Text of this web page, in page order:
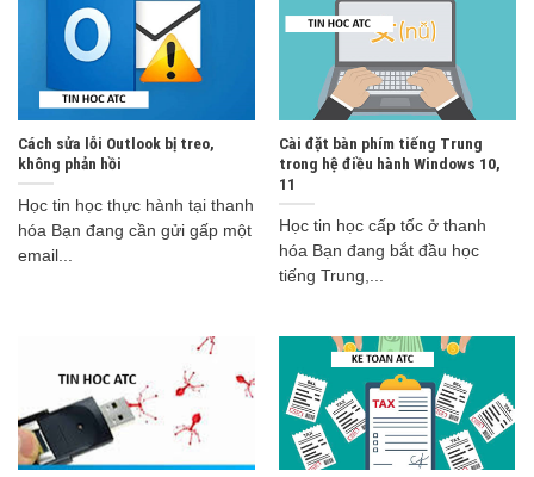
Cách sửa lỗi Outlook bị treo,
không phản hồi
Học tin học thực hành tại thanh
hóa Bạn đang cần gửi gấp một
email...
Cài đặt bàn phím tiếng Trung
trong hệ điều hành Windows 10,
11
Học tin học cấp tốc ở thanh
hóa Bạn đang bắt đầu học
tiếng Trung,...